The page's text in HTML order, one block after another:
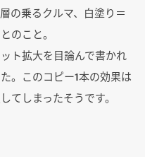
の乗るクルマ、白塗り＝
のこと。
ト拡大を目論んで書かれ
。このコピー1本の効果は
てしまったそうです。